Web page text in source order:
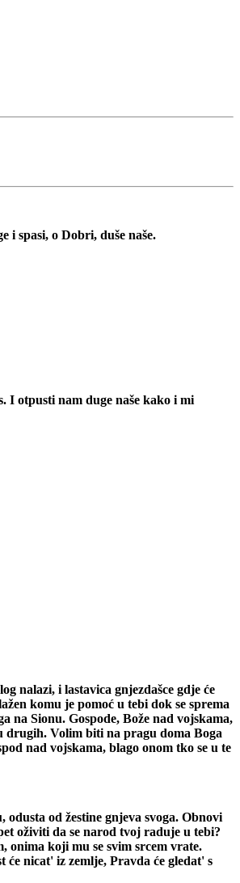
i spasi, o Dobri, duše naše.
I otpusti nam duge naše kako i mi
nalazi, i lastavica gnjezdašce gdje će
komu je pomoć u tebi dok se sprema
na Sionu. Gospode, Bože nad vojskama,
drugih. Volim biti na pragu doma Boga
nad vojskama, blago onom tko se u te
od žestine gnjeva svoga. Obnovi
oživiti da se narod tvoj raduje u tebi?
onima koji mu se svim srcem vrate.
nicat' iz zemlje, Pravda će gledat' s